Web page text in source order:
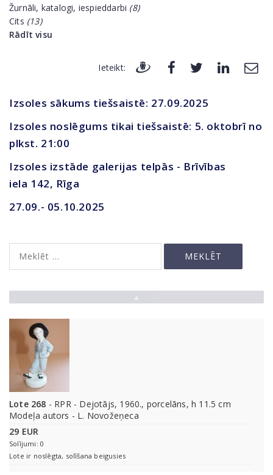
Žurnāli, katalogi, iespieddarbi (8)
Cits (13)
Rādīt visu
Ieteikt:
Izsoles sākums tiešsaistē: 27.09.2025
Izsoles noslēgums tikai tiešsaistē: 5. oktobrī no
plkst. 21:00
Izsoles izstāde galerijas telpās - Brīvības
iela 142, Rīga
27.09.- 05.10.2025
Lote 268 - RPR - Dejotājs, 1960., porcelāns, h 11.5 cm
Modeļa autors - L. Novožeņeca
29 EUR
Solījumi: 0
Lote ir noslēgta, solīšana beigusies